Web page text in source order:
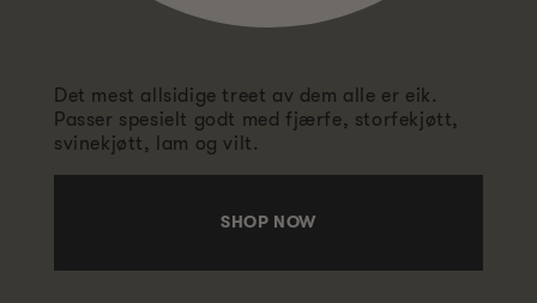
Det mest allsidige treet av dem alle er eik.
Passer spesielt godt med fjærfe, storfekjøtt,
svinekjøtt, lam og vilt.
SHOP NOW